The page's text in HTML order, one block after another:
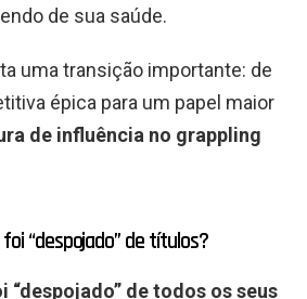
de sua saúde.
uma transição importante: de
épica para um papel maior
de influência no grappling
“despojado” de títulos?
“despojado” de todos os seus